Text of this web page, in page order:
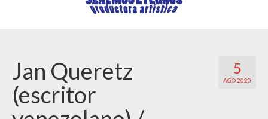
5
AGO 2020
Jan Queretz
(escritor